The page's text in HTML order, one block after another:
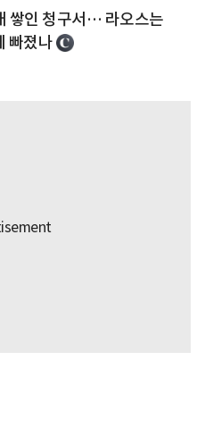
쌓인 청구서… 라오스는
빠졌나